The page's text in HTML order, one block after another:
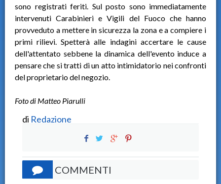
sono registrati feriti. Sul posto sono immediatamente
intervenuti Carabinieri e Vigili del Fuoco che hanno
provveduto a mettere in sicurezza la zona e a compiere i
primi rilievi. Spetterà alle indagini accertare le cause
dell'attentato sebbene la dinamica dell'evento induce a
pensare che si tratti di un atto intimidatorio nei confronti
del proprietario del negozio.
Foto di Matteo Piarulli
di Redazione
COMMENTI